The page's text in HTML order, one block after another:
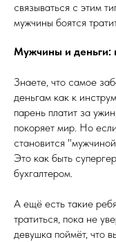
связываться с этим
мужчины боятся
Мужчины и деньги:
Знаете, что самое
деньгам как к
парень платит за
покоряет мир. Но
становится
Это как быть
бухгалтером.
А ещё есть такие
тратиться, пока не
девушка поймёт, что